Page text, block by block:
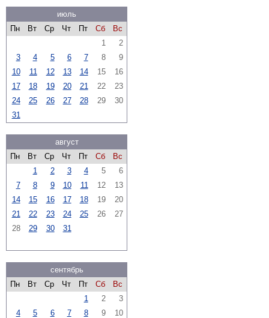
июль
Пн
Вт Ср Чт Пт Сб
Вс
1
2
3
4 5 6 7 8
9
10
11 12 13 14 15
16
17
18 19 20 21 22
23
24
25 26 27 28 29
30
31
август
Пн
Вт Ср Чт Пт Сб
Вс
1
2 3 4 5
6
7
8 9 10 11 12
13
14
15 16 17 18 19
20
21
22 23 24 25 26
27
28
29 30 31
сентябрь
Пн
Вт Ср Чт Пт Сб
Вс
1
2
3
4
5 6 7 8 9
10